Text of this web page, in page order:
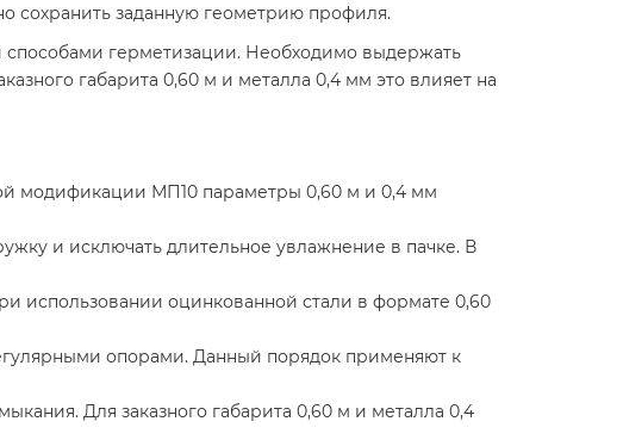
сохранить заданную геометрию профиля.
герметизации. Необходимо выдержать
габарита 0,60 м и металла 0,4 мм это влияет на
модификации МП10 параметры 0,60 м и 0,4 мм
и исключать длительное увлажнение в пачке. В
использовании оцинкованной стали в формате 0,60
опорами. Данный порядок применяют к
Для заказного габарита 0,60 м и металла 0,4